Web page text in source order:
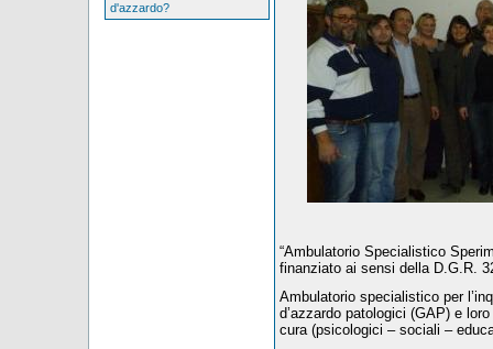
d'azzardo?
“Ambulatorio Specialistico
finanziato ai sensi della D.G.R.
Ambulatorio specialistico per
d’azzardo patologici (GAP) e
cura (psicologici – sociali –